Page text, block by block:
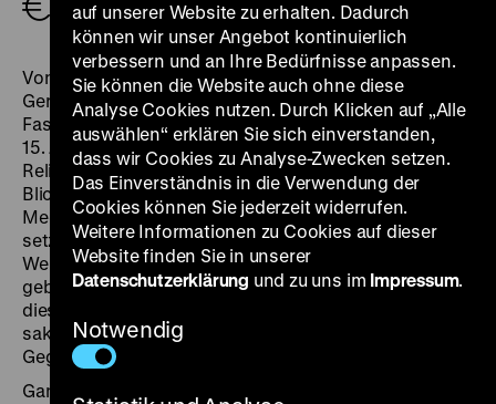
Tickets
Von der Schöpfungsgeschichte bis zum Jüngsten
Gericht ist alles mit drauf: Das Große Zittauer
Fastentuch ist eine Art Bibelcomic des
15. Jahrhunderts. Ursprünglich zum Zweck erstellt, die
Reliquien und Kreuze während der Fastenzeit den
Blicken der Gläubigen zu entziehen – mithin ein
Medium, das Bilder gleichzeitig verhüllt und in die Welt
setzt – stellt das Tuch heute eines der eindrücklichsten
Werke religiöser Kunst dar, die in Deutschland erhalten
geblieben sind. Der Film, den Bernhard Sallmann
diesem Objekt widmet, respektiert einerseits dessen
sakrale Aura und vermittelt sie andererseits mit der
Gegenwart.
Ganz eng bleibt die Kamera am Tuch, wenn sie es,
auf unserer Website zu erhalten. Dadurch
können wir unser Angebot kontinuierlich
verbessern und an Ihre Bedürfnisse anpassen.
Sie können die Website auch ohne diese
Analyse Cookies nutzen. Durch Klicken auf „Alle
auswählen“ erklären Sie sich einverstanden,
dass wir Cookies zu Analyse-Zwecken setzen.
Das Einverständnis in die Verwendung der
Cookies können Sie jederzeit widerrufen.
Weitere Informationen zu Cookies auf dieser
Website finden Sie in unserer
Datenschutzerklärung und zu uns im Impressum.
Notwendig